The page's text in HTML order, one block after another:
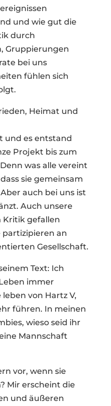
und wie gut die
durch
Gruppierungen
bei uns
fühlen sich
Heimat und
und es entstand
Projekt bis zum
was alle vereint
sie gemeinsam
auch bei uns ist
Auch unsere
Kritik gefallen
partizipieren an
Gesellschaft.
Text: Ich
immer
von Hartz V,
führen. In meinen
wieso seid ihr
Mannschaft
vor, wenn sie
Mir erscheint die
und äußeren